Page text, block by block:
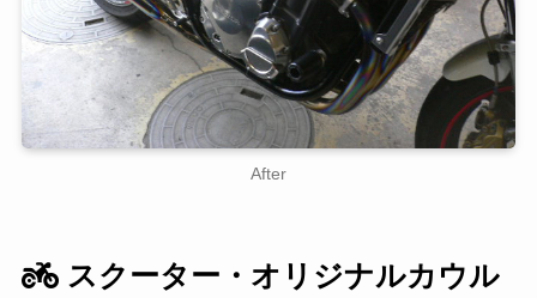
After
スクーター・オリジナルカウル